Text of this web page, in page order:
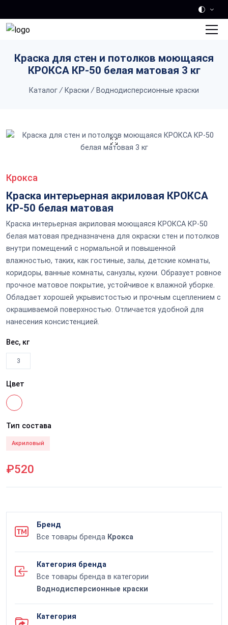
Краска для стен и потолков моющаяся
КРОКСА КР-50 белая матовая 3 кг
Каталог / Краски / Воднодисперсионные краски
Крокса
Краска интерьерная акриловая КРОКСА
КР-50 белая матовая
Краска интерьерная акриловая моющаяся КРОКСА КР-50
белая матовая предназначена для окраски стен и потолков
внутри помещений с нормальной и повышенной
влажностью, таких, как гостиные, залы, детские комнаты,
коридоры, ванные комнаты, санузлы, кухни. Образует ровное
прочное матовое покрытие, устойчивое к влажной уборке.
Обладает хорошей укрывистостью и прочным сцеплением с
окрашиваемой поверхностью. Отличается удобной для
нанесения консистенцией.
Вес, кг
3
Цвет
Тип состава
Акриловый
₽520
Бренд
Все товары бренда Крокса
Категория бренда
Все товары бренда в категории
Воднодисперсионные краски
Категория